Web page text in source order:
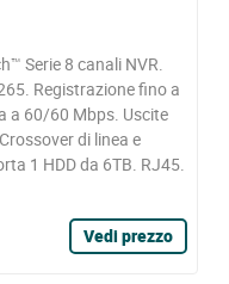
Serie 8 canali NVR.
Registrazione fino a
a 60/60 Mbps. Uscite
di linea e
1 HDD da 6TB. RJ45.
Vedi prezzo